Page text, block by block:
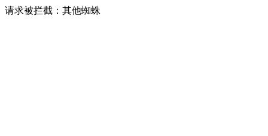
请求被拦截：其他蜘蛛